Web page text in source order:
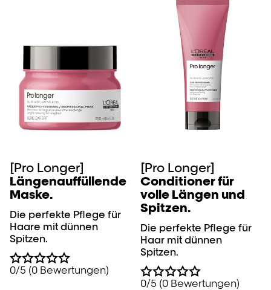
[Pro Longer]
Längenauffüllende
Maske.
Die perfekte Pflege für
Haare mit dünnen
Spitzen.
0/5 (0 Bewertungen)
[Pro Longer]
Conditioner für
volle Längen und
Spitzen.
Die perfekte Pflege für
Haar mit dünnen
Spitzen.
0/5 (0 Bewertungen)